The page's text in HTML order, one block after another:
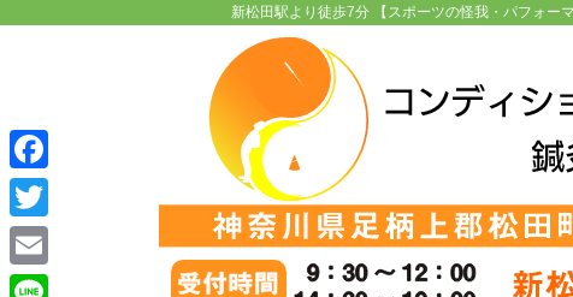
新松田駅より徒歩7分 【スポーツの怪我・パフォー
Facebook
Twitter
Email